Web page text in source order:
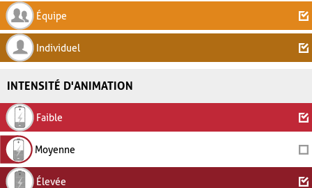
Équipe
Individuel
INTENSITÉ D'ANIMATION
Faible
Moyenne
Élevée